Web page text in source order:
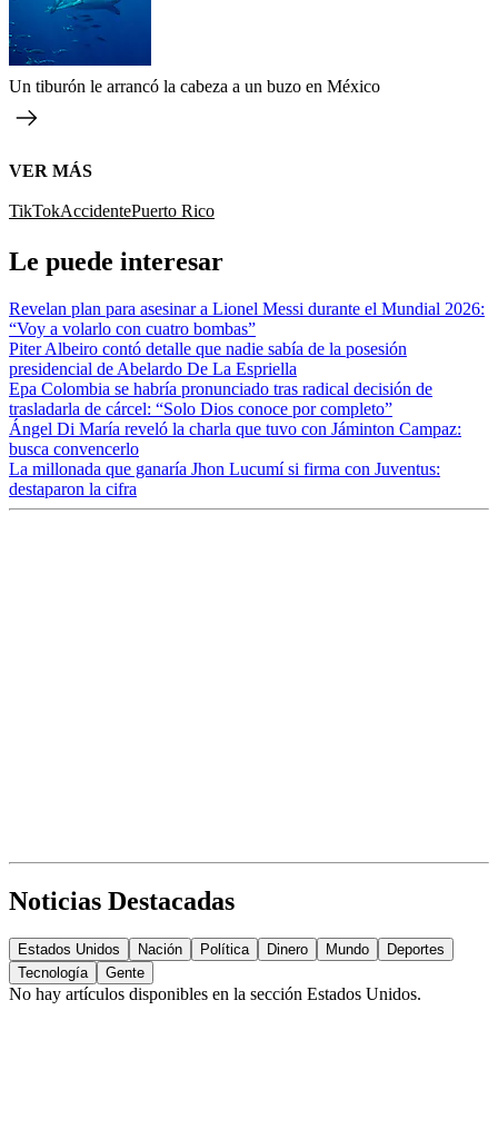
Un tiburón le arrancó la cabeza a un buzo en México
VER MÁS
TikTokAccidentePuerto Rico
Le puede interesar
Revelan plan para asesinar a Lionel Messi durante el Mundial 2026:
“Voy a volarlo con cuatro bombas”
Piter Albeiro contó detalle que nadie sabía de la posesión
presidencial de Abelardo De La Espriella
Epa Colombia se habría pronunciado tras radical decisión de
trasladarla de cárcel: “Solo Dios conoce por completo”
Ángel Di María reveló la charla que tuvo con Jáminton Campaz:
busca convencerlo
La millonada que ganaría Jhon Lucumí si firma con Juventus:
destaparon la cifra
Noticias Destacadas
Estados Unidos Nación Política Dinero Mundo
Deportes
Tecnología
Gente
No hay artículos disponibles en la sección Estados Unidos.